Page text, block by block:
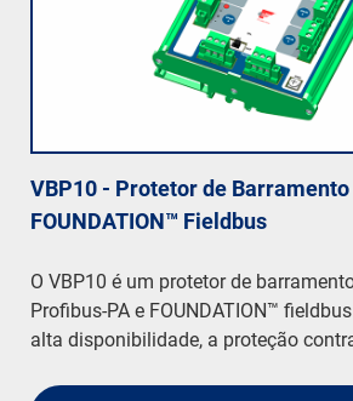
VBP10 - Protetor de
FOUNDATION™ Fieldbus
O VBP10 é um protetor de
Profibus-PA e FOUNDATION™
alta disponibilidade, a proteção